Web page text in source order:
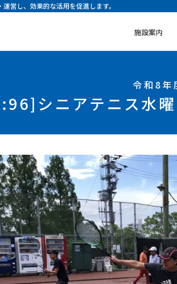
営し、効果的な活用を促進します。
施設案内
令和8年
シニアテニス水